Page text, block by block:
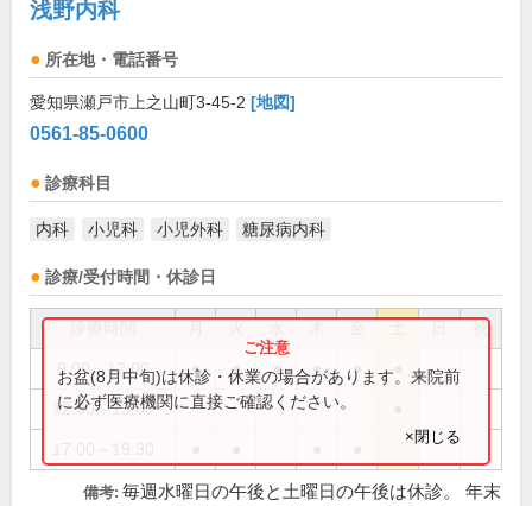
浅野内科
所在地・電話番号
愛知県瀬戸市上之山町3-45-2 [地図]
0561-85-0600
診療科目
内科 小児科 小児外科 糖尿病内科
診療/受付時間・休診日
祝
9:00～12:00 ● ● ● ● ●
12:00～13:00
お盆(8月中旬)は休診・休業の場合があります。来院前
に必ず医療機関に直接ご確認ください。
×閉じる
備考: 毎週水曜日の午後と土曜日の午後は休診。 年末